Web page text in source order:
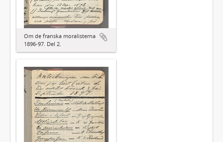
Om de franska moralisterna
1896-97. Del 2.